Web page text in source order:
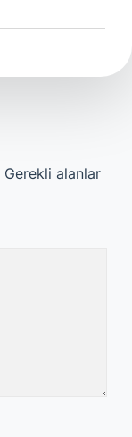
Gerekli alanlar